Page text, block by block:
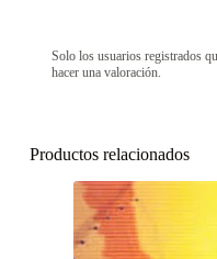
Solo los usuarios registrados
hacer una valoración.
Productos relacionados